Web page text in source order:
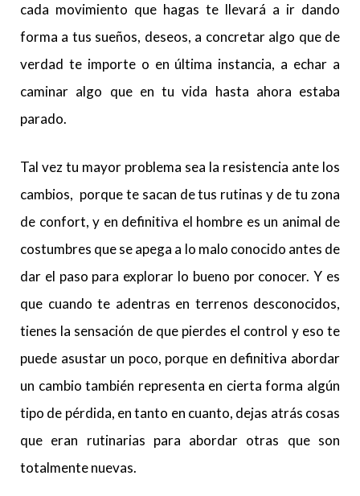
cada movimiento que hagas te llevará a ir dando
forma a tus sueños, deseos, a concretar algo que de
verdad te importe o en última instancia, a echar a
caminar algo que en tu vida hasta ahora estaba
parado.
Tal vez tu mayor problema sea la resistencia ante los
cambios, porque te sacan de tus rutinas y de tu zona
de confort, y en definitiva el hombre es un animal de
costumbres que se apega a lo malo conocido antes de
dar el paso para explorar lo bueno por conocer. Y es
que cuando te adentras en terrenos desconocidos,
tienes la sensación de que pierdes el control y eso te
puede asustar un poco, porque en definitiva abordar
un cambio también representa en cierta forma algún
tipo de pérdida, en tanto en cuanto, dejas atrás cosas
que eran rutinarias para abordar otras que son
totalmente nuevas.